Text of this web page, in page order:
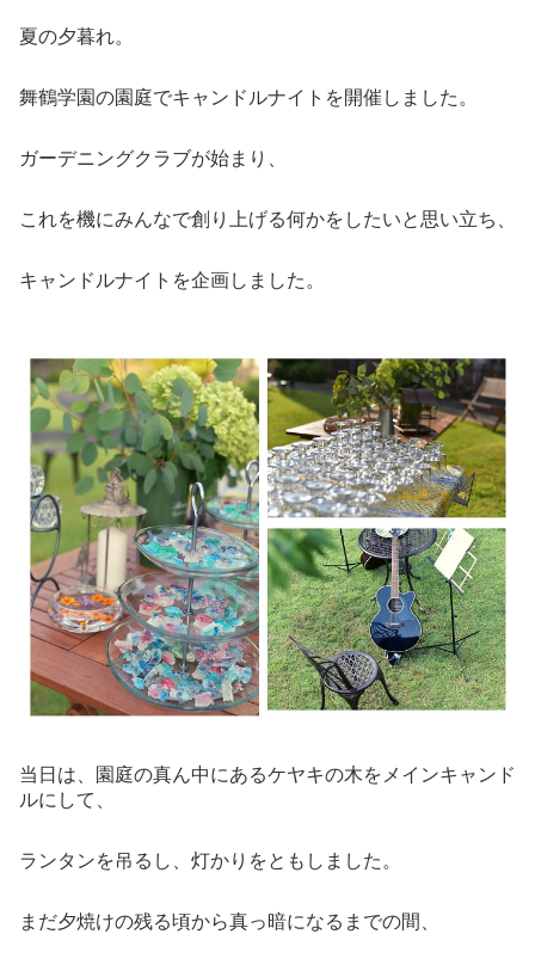
夏の夕暮れ。
舞鶴学園の園庭でキャンドルナイトを開催しました。
ガーデニングクラブが始まり、
これを機にみんなで創り上げる何かをしたいと思い立ち、
キャンドルナイトを企画しました。
当日は、園庭の真ん中にあるケヤキの木をメインキャンド
ルにして、
ランタンを吊るし、灯かりをともしました。
まだ夕焼けの残る頃から真っ暗になるまでの間、